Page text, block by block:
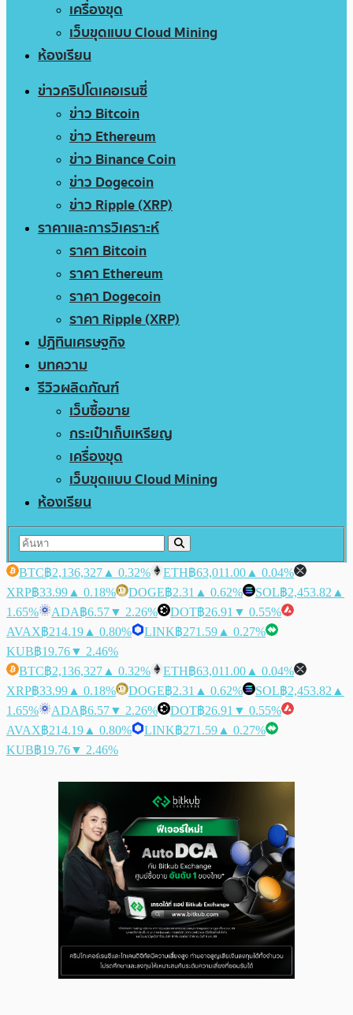
เครื่องขุด
เว็บขุดแบบ Cloud Mining
ห้องเรียน
ข่าวคริปโตเคอเรนซี่
ข่าว Bitcoin
ข่าว Ethereum
ข่าว Binance Coin
ข่าว Dogecoin
ข่าว Ripple (XRP)
ราคาและการวิเคราะห์
ราคา Bitcoin
ราคา Ethereum
ราคา Dogecoin
ราคา Ripple (XRP)
ปฏิทินเศรษฐกิจ
บทความ
รีวิวผลิตภัณฑ์
เว็บซื้อขาย
กระเป๋าเก็บเหรียญ
เครื่องขุด
เว็บขุดแบบ Cloud Mining
ห้องเรียน
BTC฿2,136,327 ▲ 0.32% ETH฿63,011.00 ▲ 0.04%
XRP฿33.99 ▲ 0.18% DOGE฿2.31 ▲ 0.62% SOL฿2,453.82 ▲
1.65%
ADA฿6.57▼ 2.26% DOT฿26.91 ▼ 0.55%
AVAX฿214.19 ▲ 0.80% LINK฿271.59 ▲ 0.27%
KUB฿19.76▼ 2.46%
BTC฿2,136,327 ▲ 0.32% ETH฿63,011.00 ▲ 0.04%
XRP฿33.99 ▲ 0.18% DOGE฿2.31 ▲ 0.62% SOL฿2,453.82 ▲
1.65%
ADA฿6.57▼ 2.26% DOT฿26.91 ▼ 0.55%
AVAX฿214.19 ▲ 0.80% LINK฿271.59 ▲ 0.27%
KUB฿19.76▼ 2.46%